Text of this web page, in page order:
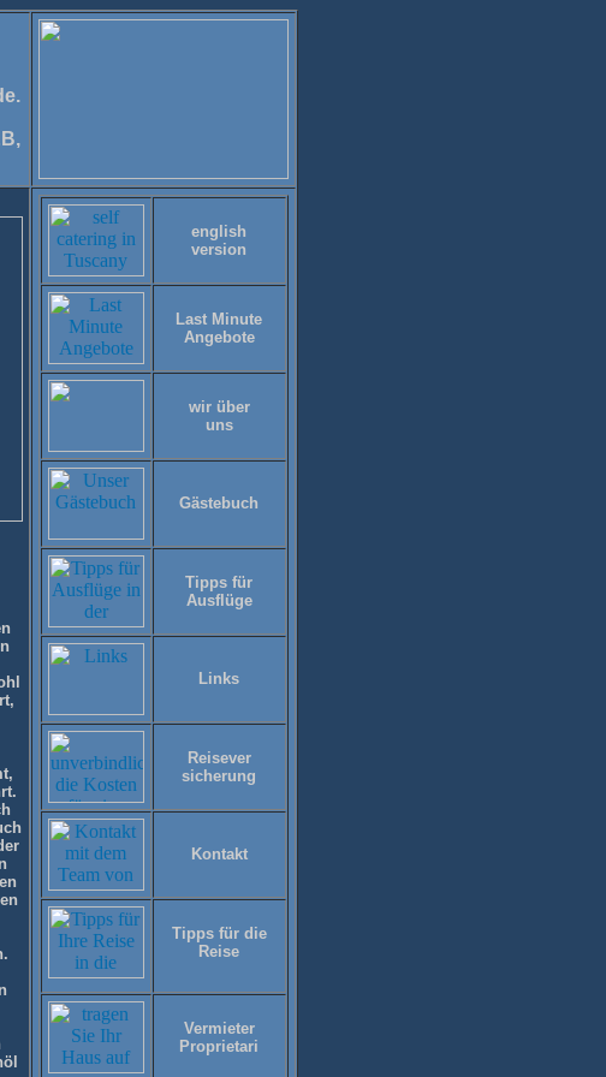
english
version
Last Minute
Angebote
wir über
uns
Gästebuch
Tipps für
Ausflüge
Links
Reisever
sicherung
Kontakt
Tipps für die
Reise
Vermieter
Proprietari